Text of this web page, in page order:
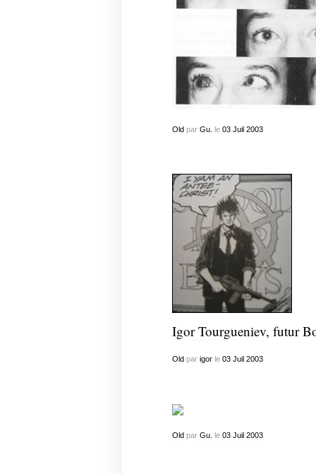
Oldpar Gu. le 03 Juil 2003
Igor Tourgueniev, futur
Oldpar igorle 03 Juil 2003
Oldpar Gu. le 03 Juil 2003